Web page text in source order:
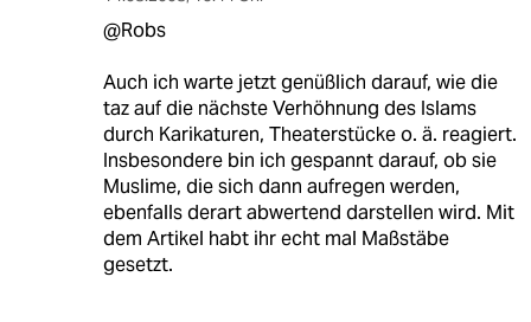
@Robs
Auch ich warte jetzt genüßlich darauf, wie die
taz auf die nächste Verhöhnung des Islams
durch Karikaturen, Theaterstücke o. ä. reagiert.
Insbesondere bin ich gespannt darauf, ob sie
Muslime, die sich dann aufregen werden,
ebenfalls derart abwertend darstellen wird. Mit
dem Artikel habt ihr echt mal Maßstäbe
gesetzt.